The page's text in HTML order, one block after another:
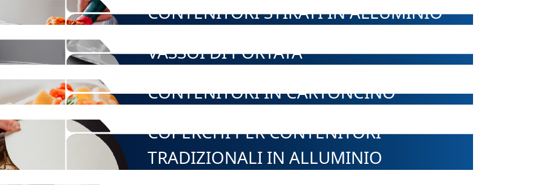
CONTENITORI STIRATI IN ALLUMINIO
VASSOI DI PORTATA
CONTENITORI IN CARTONCINO
COPERCHI PER CONTENITORI
TRADIZIONALI IN ALLUMINIO